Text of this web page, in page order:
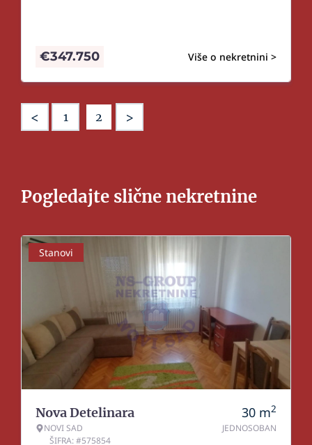
Više o nekretnini >
€347.750
< 1 2 >
Pogledajte slične nekretnine
Stanovi
Nova Detelinara
NOVI SAD
ŠIFRA: #575854
30 m2
JEDNOSOBAN